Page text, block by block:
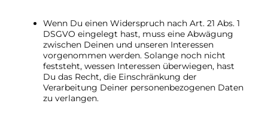
Wenn Du einen Widerspruch nach Art. 21 Abs. 1
DSGVO eingelegt hast, muss eine Abwägung
zwischen Deinen und unseren Interessen
vorgenommen werden. Solange noch nicht
feststeht, wessen Interessen überwiegen, hast
Du das Recht, die Einschränkung der
Verarbeitung Deiner personenbezogenen Daten
zu verlangen.